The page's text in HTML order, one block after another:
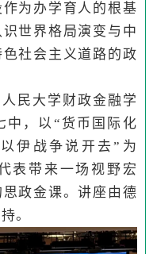
为办学育人的根基
世界格局演变与中
社会主义道路的政
民大学财政金融学
中，以“货币国际化
伊战争说开去”为
表带来一场视野宏
政金课。讲座由德
。